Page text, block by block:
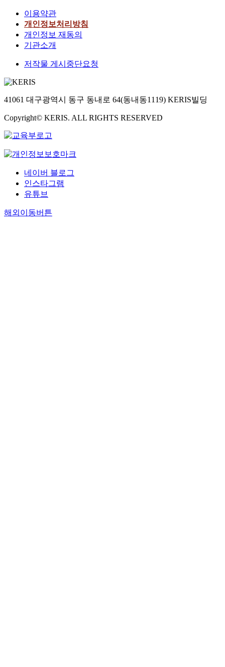
이용약관
개인정보처리방침
개인정보 재동의
기관소개
저작물 게시중단요청
41061 대구광역시 동구 동내로 64(동내동1119) KERIS빌딩
Copyright© KERIS. ALL RIGHTS RESERVED
네이버 블로그
인스타그램
유튜브
해외이동버튼